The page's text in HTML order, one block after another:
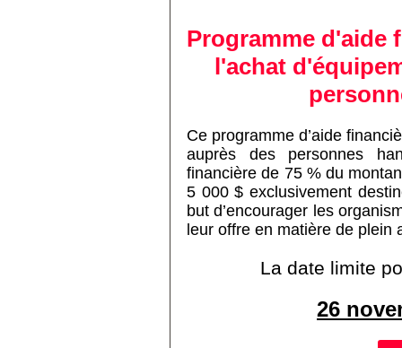
Programme d'aide
l'achat
Ce programme d’aide
auprès des personnes
financière de 75 % du
5 000 $ exclusivement
but d’encourager les
leur offre en matière de plein
La date limite
26